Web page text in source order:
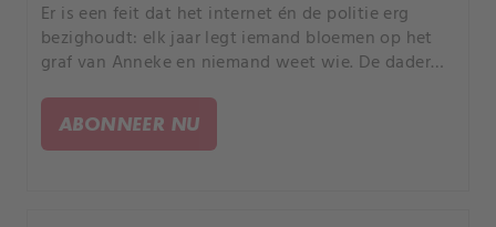
Er is een feit dat het internet én de politie erg
bezighoudt: elk jaar legt iemand bloemen op het
graf van Anneke en niemand weet wie. De dader
ABONNEER NU